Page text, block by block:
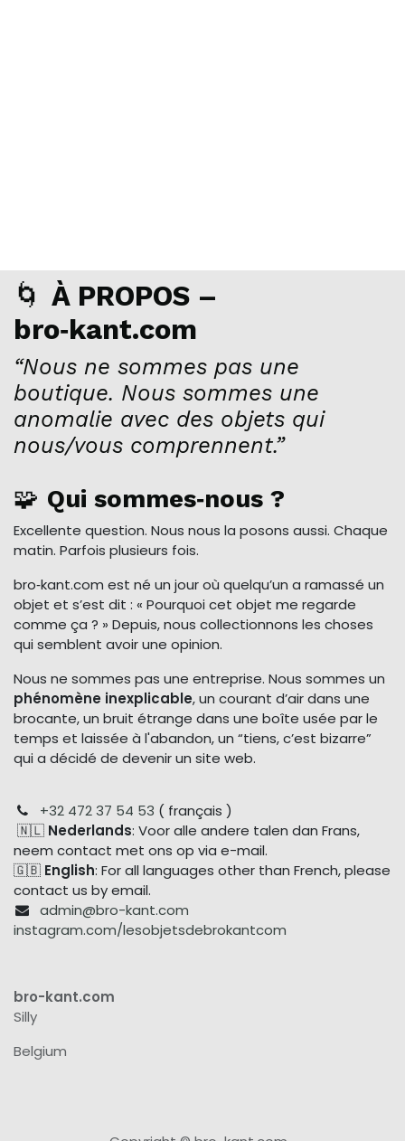
🌀 À PROPOS –
bro‑kant.com
“Nous ne sommes pas une
boutique. Nous sommes une
anomalie avec des objets qui
nous/vous comprennent.”
🧩 Qui sommes‑nous ?
Excellente question. Nous nous la posons aussi. Chaque
matin. Parfois plusieurs fois.
bro‑kant.com est né un jour où quelqu’un a ramassé un
objet et s’est dit : « Pourquoi cet objet me regarde
comme ça ? » Depuis, nous collectionnons les choses
qui semblent avoir une opinion.
Nous ne sommes pas une entreprise. Nous sommes un
phénomène inexplicable, un courant d’air dans une
brocante, un bruit étrange dans une boîte usée par le
temps et laissée à l'abandon, un “tiens, c’est bizarre”
qui a décidé de devenir un site web.
+32 472 37 54 53 ( français )
🇳🇱 Nederlands: Voor alle andere talen dan Frans,
neem contact met ons op via e-mail.
🇬🇧 English: For all languages other than French, please
contact us by email.
admin@bro-kant.com
instagram.com/lesobjetsdebrokantcom
bro-kant.com
Silly
Belgium